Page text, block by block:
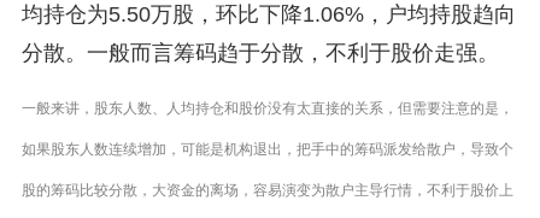
均持仓为5.50万股，环比下降1.06%，户均持股趋向
分散。一般而言筹码趋于分散，不利于股价走强。
一般来讲，股东人数、人均持仓和股价没有太直接的关系，但需要注意的是，
如果股东人数连续增加，可能是机构退出，把手中的筹码派发给散户，导致个
股的筹码比较分散，大资金的离场，容易演变为散户主导行情，不利于股价上